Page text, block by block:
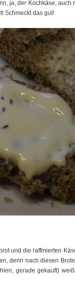
ja, der Kochkäse, auch
Schmeckt das gut!
und die raffinierten
denn nach diesen
gerade gekauft)